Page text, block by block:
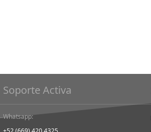
Soporte Activa
Whatsapp: